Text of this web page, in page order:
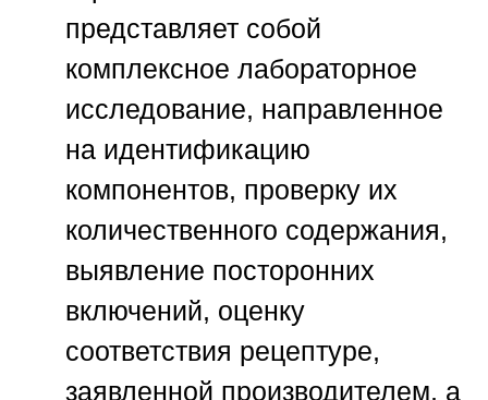
представляет собой
комплексное лабораторное
исследование, направленное
на идентификацию
компонентов, проверку их
количественного содержания,
выявление посторонних
включений, оценку
соответствия рецептуре,
заявленной производителем, а